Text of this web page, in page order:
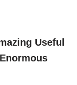
Useful